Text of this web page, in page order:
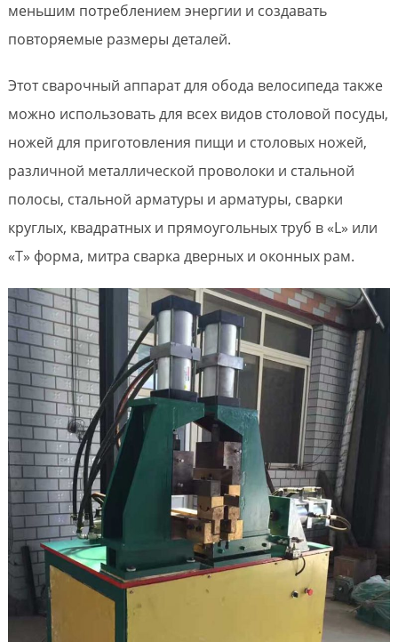
меньшим потреблением энергии и создавать
повторяемые размеры деталей.
Этот сварочный аппарат для обода велосипеда также
можно использовать для всех видов столовой посуды,
ножей для приготовления пищи и столовых ножей,
различной металлической проволоки и стальной
полосы, стальной арматуры и арматуры, сварки
круглых, квадратных и прямоугольных труб в «L» или
«T» форма, митра сварка дверных и оконных рам.